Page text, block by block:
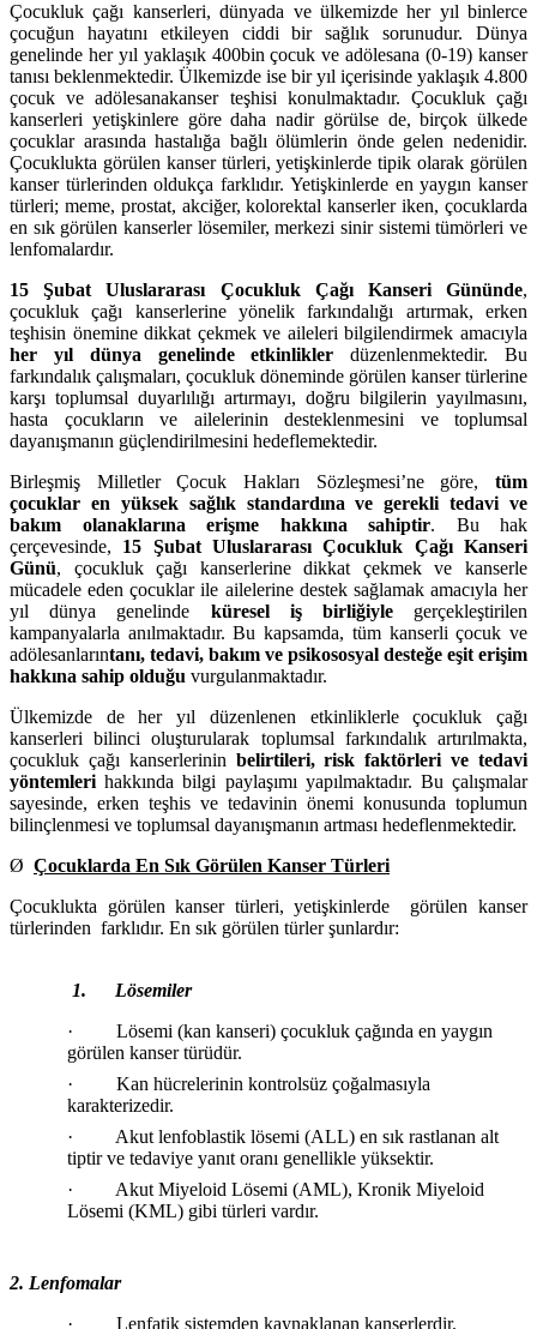
Çocukluk çağı kanserleri, dünyada ve ülkemizde her yıl binlerce
çocuğun hayatını etkileyen ciddi bir sağlık sorunudur. Dünya
genelinde her yıl yaklaşık 400bin çocuk ve adölesana (0-19) kanser
tanısı beklenmektedir. Ülkemizde ise bir yıl içerisinde yaklaşık 4.800
çocuk ve adölesanakanser teşhisi konulmaktadır. Çocukluk çağı
kanserleri yetişkinlere göre daha nadir görülse de, birçok ülkede
çocuklar arasında hastalığa bağlı ölümlerin önde gelen nedenidir.
Çocuklukta görülen kanser türleri, yetişkinlerde tipik olarak görülen
kanser türlerinden oldukça farklıdır. Yetişkinlerde en yaygın kanser
türleri; meme, prostat, akciğer, kolorektal kanserler iken, çocuklarda
en sık görülen kanserler lösemiler, merkezi sinir sistemi tümörleri ve
lenfomalardır.
15 Şubat Uluslararası Çocukluk Çağı Kanseri Gününde,
çocukluk çağı kanserlerine yönelik farkındalığı artırmak, erken
teşhisin önemine dikkat çekmek ve aileleri bilgilendirmek amacıyla
her yıl dünya genelinde etkinliklerdüzenlenmektedir. Bu
farkındalık çalışmaları, çocukluk döneminde görülen kanser türlerine
karşı toplumsal duyarlılığı artırmayı, doğru bilgilerin yayılmasını,
hasta çocukların ve ailelerinin desteklenmesini ve toplumsal
dayanışmanın güçlendirilmesini hedeflemektedir.
Birleşmiş Milletler Çocuk Hakları Sözleşmesi’ne göre, tüm
çocuklar en yüksek sağlık standardına ve gerekli tedavi ve
bakım olanaklarına erişme hakkına sahiptir. Bu hak
çerçevesinde, 15 Şubat Uluslararası Çocukluk Çağı Kanseri
Günü, çocukluk çağı kanserlerine dikkat çekmek ve kanserle
mücadele eden çocuklar ile ailelerine destek sağlamak amacıyla her
yıl dünya genelinde küresel iş birliğiylegerçekleştirilen
kampanyalarla anılmaktadır. Bu kapsamda, tüm kanserli çocuk ve
adölesanlarıntanı, tedavi, bakım ve psikososyal desteğe eşit erişim
hakkına sahip olduğu vurgulanmaktadır.
Ülkemizde de her yıl düzenlenen etkinliklerle çocukluk çağı
kanserleri bilinci oluşturularak toplumsal farkındalık artırılmakta,
çocukluk çağı kanserlerinin belirtileri, risk faktörleri ve tedavi
yöntemleri hakkında bilgi paylaşımı yapılmaktadır. Bu çalışmalar
sayesinde, erken teşhis ve tedavinin önemi konusunda toplumun
bilinçlenmesi ve toplumsal dayanışmanın artması hedeflenmektedir.
Ø Çocuklarda En Sık Görülen Kanser Türleri
Çocuklukta görülen kanser türleri, yetişkinlerde görülen kanser
türlerinden farklıdır. En sık görülen türler şunlardır:
1. Lösemiler
· Lösemi (kan kanseri) çocukluk çağında en yaygın
görülen kanser türüdür.
· Kan hücrelerinin kontrolsüz çoğalmasıyla
karakterizedir.
· Akut lenfoblastik lösemi (ALL) en sık rastlanan alt
tiptir ve tedaviye yanıt oranı genellikle yüksektir.
· Akut Miyeloid Lösemi (AML), Kronik Miyeloid
Lösemi (KML) gibi türleri vardır.
2. Lenfomalar
· Lenfatik sistemden kaynaklanan kanserlerdir.